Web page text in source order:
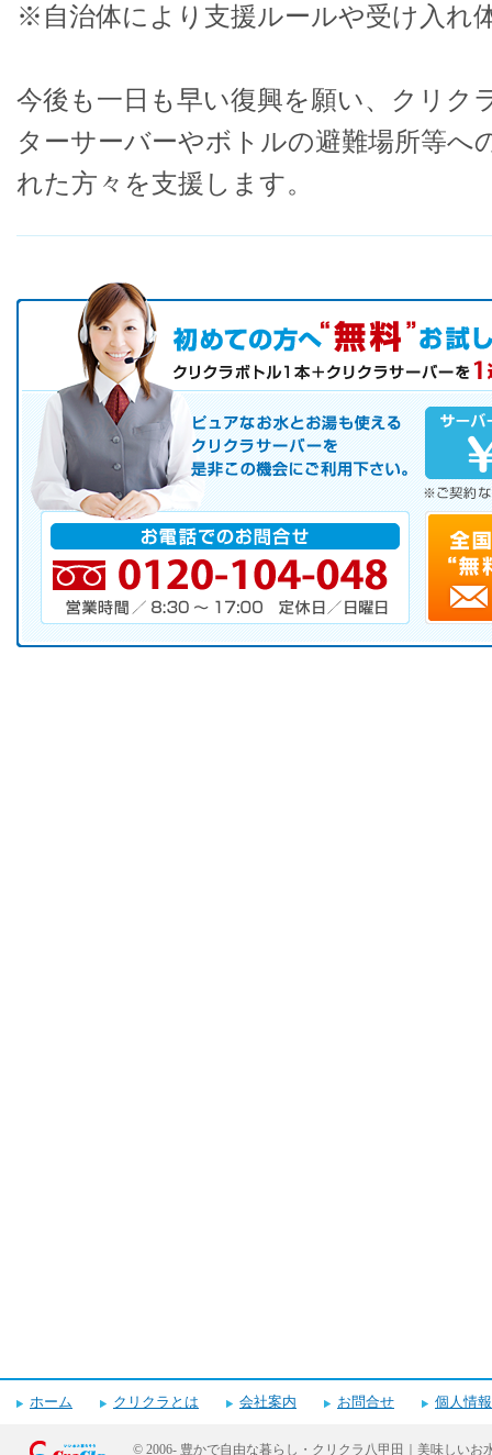
※自治体により支援ルールや受け入れ
今後も一日も早い復興を願い、クリク
ターサーバーやボトルの避難場所等へ
れた方々を支援します。
初めての方へ キャンペーン実施中！
お気軽にお申し込み下さい。
ピュアなお水とお湯も使えるクリクラサーバーを是非この機会にご
サーバレンタル
ご自宅まで配送
※ご契約なさらなくても結構です。
お電話でのお問合せ
ホーム クリクラとは 会社案内 お問合せ 個人情
© 2006- 豊かで自由な暮らし・クリクラ八甲田｜美味しいお